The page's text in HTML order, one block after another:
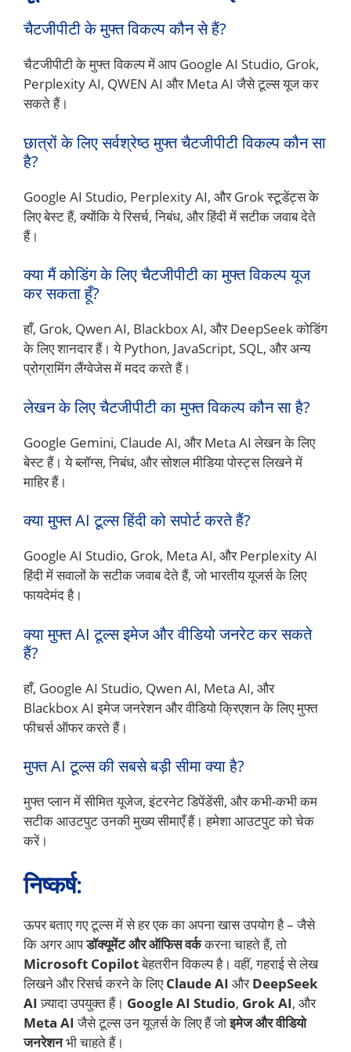
चैटजीपीटी के मुफ्त विकल्प कौन से हैं?
चैटजीपीटी के मुफ्त विकल्प में आप Google AI Studio, Grok,
Perplexity AI, QWEN AI और Meta AI जैसे टूल्स यूज कर
सकते हैं।
छात्रों के लिए सर्वश्रेष्ठ मुफ्त चैटजीपीटी विकल्प कौन सा
है?
Google AI Studio, Perplexity AI, और Grok स्टूडेंट्स के
लिए बेस्ट हैं, क्योंकि ये रिसर्च, निबंध, और हिंदी में सटीक जवाब देते
हैं।
क्या मैं कोडिंग के लिए चैटजीपीटी का मुफ्त विकल्प यूज
कर सकता हूँ?
हाँ, Grok, Qwen AI, Blackbox AI, और DeepSeek कोडिंग
के लिए शानदार हैं। ये Python, JavaScript, SQL, और अन्य
प्रोग्रामिंग लैंग्वेजेस में मदद करते हैं।
लेखन के लिए चैटजीपीटी का मुफ्त विकल्प कौन सा है?
Google Gemini, Claude AI, और Meta AI लेखन के लिए
बेस्ट हैं। ये ब्लॉग्स, निबंध, और सोशल मीडिया पोस्ट्स लिखने में
माहिर हैं।
क्या मुफ्त AI टूल्स हिंदी को सपोर्ट करते हैं?
Google AI Studio, Grok, Meta AI, और Perplexity AI
हिंदी में सवालों के सटीक जवाब देते हैं, जो भारतीय यूजर्स के लिए
फायदेमंद है।
क्या मुफ्त AI टूल्स इमेज और वीडियो जनरेट कर सकते
हैं?
हाँ, Google AI Studio, Qwen AI, Meta AI, और
Blackbox AI इमेज जनरेशन और वीडियो क्रिएशन के लिए मुफ्त
फीचर्स ऑफर करते हैं।
मुफ्त AI टूल्स की सबसे बड़ी सीमा क्या है?
मुफ्त प्लान में सीमित यूजेज, इंटरनेट डिपेंडेंसी, और कभी-कभी कम
सटीक आउटपुट उनकी मुख्य सीमाएँ हैं। हमेशा आउटपुट को चेक
करें।
निष्कर्ष:
ऊपर बताए गए टूल्स में से हर एक का अपना खास उपयोग है – जैसे
कि अगर आपडॉक्यूमेंट और ऑफिस वर्ककरना चाहते हैं, तो
Microsoft Copilotबेहतरीन विकल्प है। वहीं, गहराई से लेख
लिखने और रिसर्च करने के लिएClaude AI औरDeepSeek
AI ज़्यादा उपयुक्त हैं। Google AI Studio, Grok AI, और
Meta AI जैसे टूल्स उन यूज़र्स के लिए हैं जोइमेज और वीडियो
जनरेशनभी चाहते हैं।